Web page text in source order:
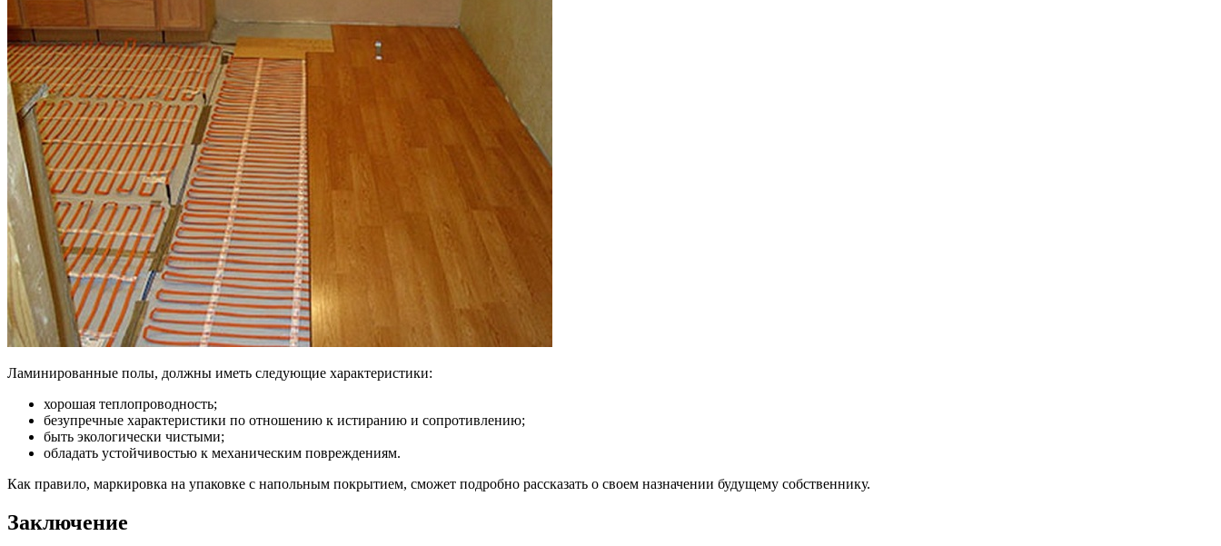
Ламинированные полы, должны иметь следующие характеристики:
хорошая теплопроводность;
безупречные характеристики по отношению к истиранию и сопротивлению;
быть экологически чистыми;
обладать устойчивостью к механическим повреждениям.
Как правило, маркировка на упаковке с напольным покрытием, сможет подробно рассказать о своем назначении будущему собственнику.
Заключение